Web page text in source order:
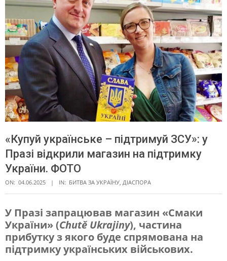
«Купуй українське – підтримуй ЗСУ»: у
Празі відкрили магазин на підтримку
України. ФОТО
ON: 04.06.2025 IN: БИТВА ЗА УКРАЇНУ, ДІАСПОРА
«
К
У Празі запрацював магазин «Смаки
України» (Chutě Ukrajiny), частина
прибутку з якого буде спрямована на
підтримку українських військових.